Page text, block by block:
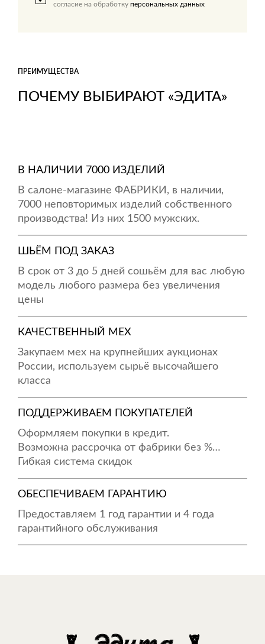
согласие на обработку персональных данных
ПОЧЕМУ ВЫБИРАЮТ «ЭДИТА»
ПРЕИМУЩЕСТВА
В НАЛИЧИИ 7000 ИЗДЕЛИЙ
В салоне-магазине ФАБРИКИ, в наличии,
7000 неповторимых изделий собственного
производства! Из них 1500 мужских.
ШЬЁМ ПОД ЗАКАЗ
В срок от 3 до 5 дней сошьём для вас любую
модель любого размера без увеличения
цены
КАЧЕСТВЕННЫЙ МЕХ
Закупаем мех на крупнейших аукционах
России, используем сырьё высочайшего
класса
ПОДДЕРЖИВАЕМ ПОКУПАТЕЛЕЙ
Оформляем покупки в кредит.
Возможна рассрочка от фабрики без %…
Гибкая система скидок
ОБЕСПЕЧИВАЕМ ГАРАНТИЮ
Предоставляем 1 год гарантии и 4 года
гарантийного обслуживания